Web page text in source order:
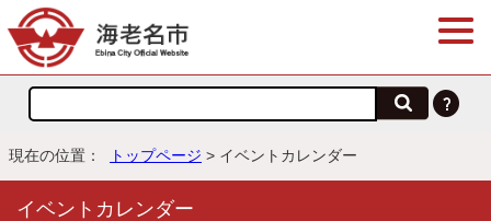
現在の位置： トップページ > イベントカレンダー
イベントカレンダー